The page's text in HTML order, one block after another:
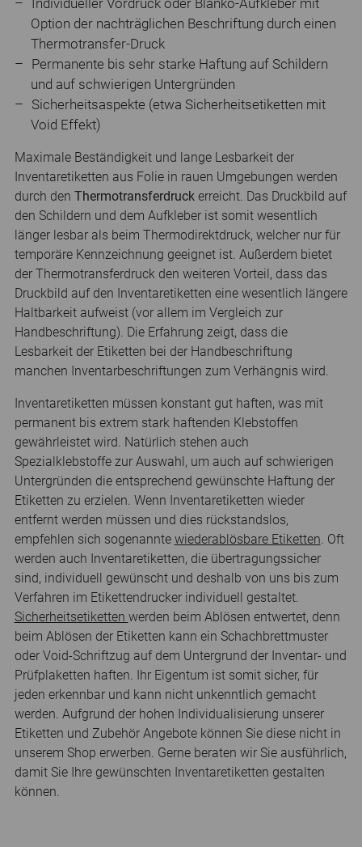
Individueller Vordruck oder Blanko-Aufkleber mit
Option der nachträglichen Beschriftung durch einen
Thermotransfer-Druck
Permanente bis sehr starke Haftung auf Schildern
und auf schwierigen Untergründen
Sicherheitsaspekte (etwa Sicherheitsetiketten mit
Void Effekt)
Maximale Beständigkeit und lange Lesbarkeit der
Inventaretiketten aus Folie in rauen Umgebungen werden
durch den Thermotransferdruck erreicht. Das Druckbild auf
den Schildern und dem Aufkleber ist somit wesentlich
länger lesbar als beim Thermodirektdruck, welcher nur für
temporäre Kennzeichnung geeignet ist. Außerdem bietet
der Thermotransferdruck den weiteren Vorteil, dass das
Druckbild auf den Inventaretiketten eine wesentlich längere
Haltbarkeit aufweist (vor allem im Vergleich zur
Handbeschriftung). Die Erfahrung zeigt, dass die
Lesbarkeit der Etiketten bei der Handbeschriftung
manchen Inventarbeschriftungen zum Verhängnis wird.
Inventaretiketten müssen konstant gut haften, was mit
permanent bis extrem stark haftenden Klebstoffen
gewährleistet wird. Natürlich stehen auch
Spezialklebstoffe zur Auswahl, um auch auf schwierigen
Untergründen die entsprechend gewünschte Haftung der
Etiketten zu erzielen. Wenn Inventaretiketten wieder
entfernt werden müssen und dies rückstandslos,
empfehlen sich sogenannte wiederablösbare Etiketten. Oft
werden auch Inventaretiketten, die übertragungssicher
sind, individuell gewünscht und deshalb von uns bis zum
Verfahren im Etikettendrucker individuell gestaltet.
Sicherheitsetiketten werden beim Ablösen entwertet, denn
beim Ablösen der Etiketten kann ein Schachbrettmuster
oder Void-Schriftzug auf dem Untergrund der Inventar- und
Prüfplaketten haften. Ihr Eigentum ist somit sicher, für
jeden erkennbar und kann nicht unkenntlich gemacht
werden. Aufgrund der hohen Individualisierung unserer
Etiketten und Zubehör Angebote können Sie diese nicht in
unserem Shop erwerben. Gerne beraten wir Sie ausführlich,
damit Sie Ihre gewünschten Inventaretiketten gestalten
können.